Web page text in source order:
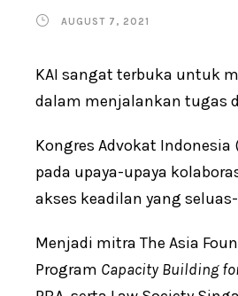
AUGUST 7, 2021
KAI sangat terbuka untuk
dalam menjalankan tugas
Kongres Advokat
pada upaya-upaya
akses keadilan yang
Menjadi mitra The Asia
Program Capacity Building